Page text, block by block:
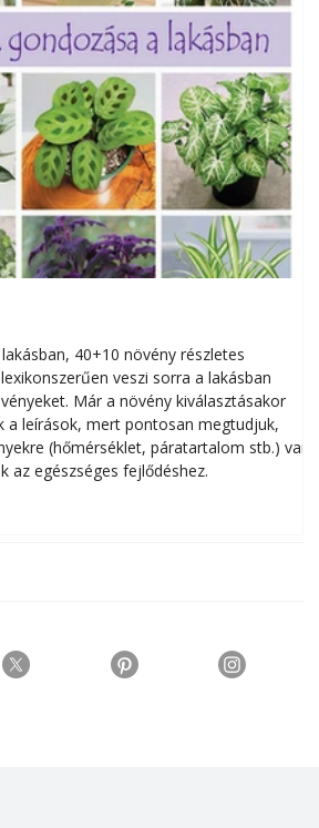
40+10 növény részletes
veszi sorra a lakásban
Már a növény kiválasztásakor
a leírások, mert pontosan megtudjuk,
(hőmérséklet, páratartalom stb.) van
az egészséges fejlődéshez.